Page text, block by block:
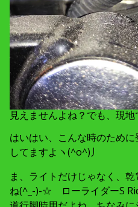
見えませんよね？でも、現地
はいはい、こんな時のため
してますよヽ(^o^)丿
ま、ライトだけじゃなく、
ね(^_-)-☆ ローライダーS